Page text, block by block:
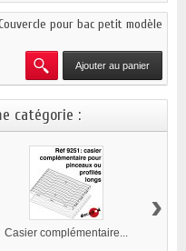
pour bac petit modèle
Ajouter au panier
catégorie :
Casier complémentaire...
›